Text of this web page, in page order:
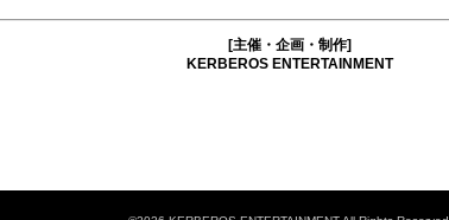
[主催・企画・制作]
KERBEROS ENTERTAINMENT